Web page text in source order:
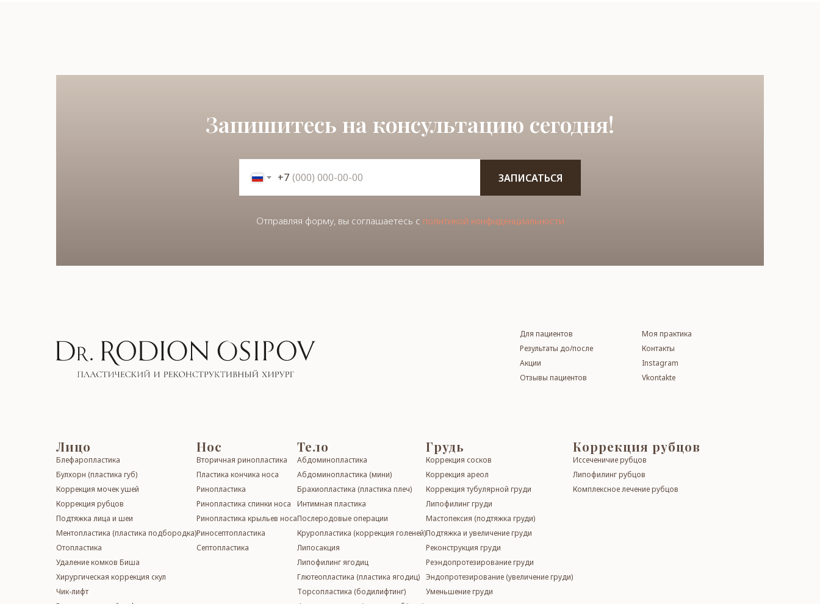
Запишитесь на консультацию сегодня!
+7 ЗАПИСАТЬСЯ
Отправляя форму, вы соглашаетесь с политикой конфиденциальности
Для пациентов
Результаты до/поcле
Акции
Отзывы пациентов
Моя практика
Контакты
Instagram
Vkontakte
Лицо
Блефаропластика
Бул­хорн (пластика губ)
Коррекция мочек ушей
Кор­рек­ция рубцов
Подтяжка лица и шеи
Менто­пла­сти­ка (пластика подбородка)
Отоп­лас­ти­ка
Уда­ле­ние ком­ков Би­ша
Хирур­ги­чес­кая кор­рек­ция скул
Чик-лифт
Нос
Вторичная ри­но­­плас­ти­ка
Пластика кончика носа
Ри­но­­плас­ти­ка
Ри­но­­плас­ти­ка спинки носа
Ринопластика крыльев носа
Ри­но­сеп­то­плас­ти­ка
Септопластика
Тело
Абдо­ми­ноп­лас­ти­ка
Абдо­ми­ноп­лас­ти­ка (мини)
Бра­хи­о­плас­ти­ка (пластика плеч)
Интимная пластика
Послеродовые операции
Кру­роп­лас­ти­ка (коррекция голеней)
Ли­по­сак­ция
Ли­по­фи­линг ягодиц
Глютеопластика (пластика ягодиц)
Торсопластика (бо­ди­лифтинг)
Грудь
Кор­рек­ция сос­ков
Кор­рек­ция ареол
Кор­рек­ция ту­бу­ляр­ной гру­ди
Ли­по­фил­инг гру­ди
Мас­то­пек­сия (подтяжка груди)
Подтяжка и увеличение гру­ди
Ре­конст­рук­ция гру­ди
Реэндо­про­те­зи­ро­ва­ние гру­ди
Эндопротезирование (увели­че­ние гру­ди)
Умень­ше­ние гру­ди
Кор­рек­ция рубцов
Иссеченичие рубцов
Липофилинг рубцов
Комплексное лечение рубцов